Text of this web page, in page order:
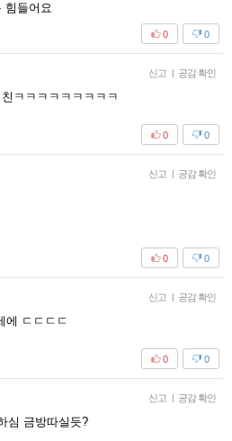
힘들어요
0
0
신고 | 공감 확인
ㅋㅋㅋㅋㅋㅋㅋㅋㅋ
0
0
신고 | 공감 확인
0
0
신고 | 공감 확인
에 ㄷㄷㄷㄷ
0
0
신고 | 공감 확인
심 금방따실듯?